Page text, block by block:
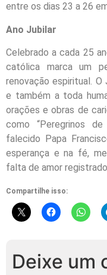
entre os dias 23 a 26
Ano Jubilar
Celebrado a cada 25
católica marca um
renovação espiritual.
e também a toda
orações e obras de
como “Peregrinos
falecido Papa
esperança e na fé,
falta de amor
Compartilhe isso:
Deixe um